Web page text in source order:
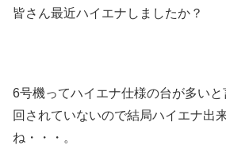
皆さん最近ハイエナしましたか？
6号機ってハイエナ仕様の台が多いと
回されていないので結局ハイエナ出
ね・・・。